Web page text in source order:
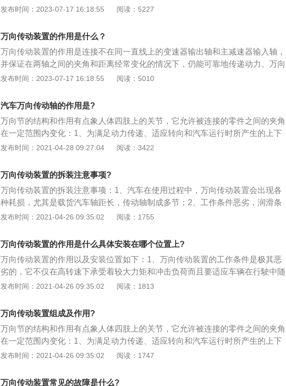
传动装置可以传递动力，对于汽车来说是较为重要的。如果没有传动系统，发动
装置有中间支承，有些万向传动装置是没有中间支承的。在平时保养时，建议车
主将车子用举升机升起来检查万向节和传动轴。
发布时间：2023-07-17 16:18:55 阅读：5227
万向传动装置的作用是什么？
万向传动装置的作用是连接不在同一直线上的变速器输出轴和主减速器输入轴，
并保证在两轴之间的夹角和距离经常变化的情况下，仍能可靠地传递动力。万向
传动装置主要由万向节、传动轴和中间支承组成，安装时必须使传动轴两端的万
根轴间传递动力的装置，万向传动装置可分为闭式和开式两种：1、闭式万向传
动装置采用单万向节，传动轴被封闭在套管中，套管与车架做球铰连接，而与驱
动桥固定连接；2、开式万向传动装置结构简单、重量轻，现代汽车广泛应用开
式万向传动装置。
发布时间：2023-07-17 16:18:55 阅读：5010
汽车万向传动轴的作用是?
万向节的结构和作用有点象人体四肢上的关节，它允许被连接的零件之间的夹角
在一定范围内变化：1、为满足动力传递、适应转向和汽车运行时所产生的上下
跳动所造成的角度变化，前驱动汽车的驱动桥，半轴与轮轴之间常用万向节相
出轴与轴入轴的瞬时角速度相等，容易造成振动，加剧机件的损坏，产生很大的
噪音，所以广泛采用各式各样的等速万向节。在前驱动汽车上，每个半轴用两个
等速万向节，靠近变速驱动桥的万向节是半轴内侧万向节，靠近车轴的是半轴外
侧万向节；3、在后驱动汽车上，发动机、离合器与变速器作为一个整体安装在
车架上，而驱动桥通过弹性悬挂与车架连接，两者之间有一个距离，需要进行连
使得变速器输出轴与驱动桥主减速器输入轴之间的夹角和距离发生变化，因此在
后驱动汽车的万向节传动形式都采用双万向节，就是传动轴两端各有一个万向
节，其作用是使传动轴两端的夹角相等，保证输出轴与轴入轴的瞬时角速度始终
发布时间：2021-04-28 09:27:04 阅读：3422
万向传动装置的拆装注意事项?
万向传动装置的拆装注意事项：1、汽车在使用过程中，万向传动装置会出现各
种耗损，尤其是载货汽车轴距长，传动轴制成多节；2、工作条件恶劣，润滑条
件差，行驶在不良的道路上，冲击载荷的峰值往往会超过正常值的一倍以上，以
万向传动装置的动平衡特性、速度特性，传动效率降低，使万向传动装置技术状
况变差，影响汽车的动力性和经济性，因此应及时维护。
发布时间：2021-04-26 09:35:02 阅读：1755
万向传动装置的作用是什么具体安装在哪个位置上?
万向传动装置的作用以及安装位置如下：1、万向传动装置的工作条件是极其恶
劣的，它不仅在高转速下承受着较大力矩和冲击负荷而且要适应车辆在行駛中随
着悬架的变形、车架与车桥之间相对位置不断变化引起传动轴之间的夹角变化和
力机件，并要改变传动轴轴线之间方向的万向传动装置；3、万向传动装置的功
用是实现轴间夹角和相对位置经常发生变化的转轴之间的动力传递。
发布时间：2021-04-26 09:35:02 阅读：1813
万向传动装置组成及作用?
万向节的结构和作用有点象人体四肢上的关节，它允许被连接的零件之间的夹角
在一定范围内变化：1、为满足动力传递、适应转向和汽车运行时所产生的上下
跳动所造成的角度变化，前驱动汽车的驱动桥，半轴与轮轴之间常用万向节相
出轴与轴入轴的瞬时角速度相等，容易造成振动，加剧机件的损坏，产生很大的
发布时间：2021-04-26 09:35:02 阅读：1747
万向传动装置常见的故障是什么?